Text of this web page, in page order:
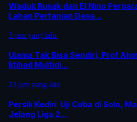
Waduk Rusak dan El Nino
Lahan Pertanian Desa...
3 jam yang lalu
Ulama Tak Bisa Sendiri, Prof
Ijtihad Multidi...
23 jam yang lalu
Persik Kediri Uji Coba di Solo,
Jelang Liga 2...